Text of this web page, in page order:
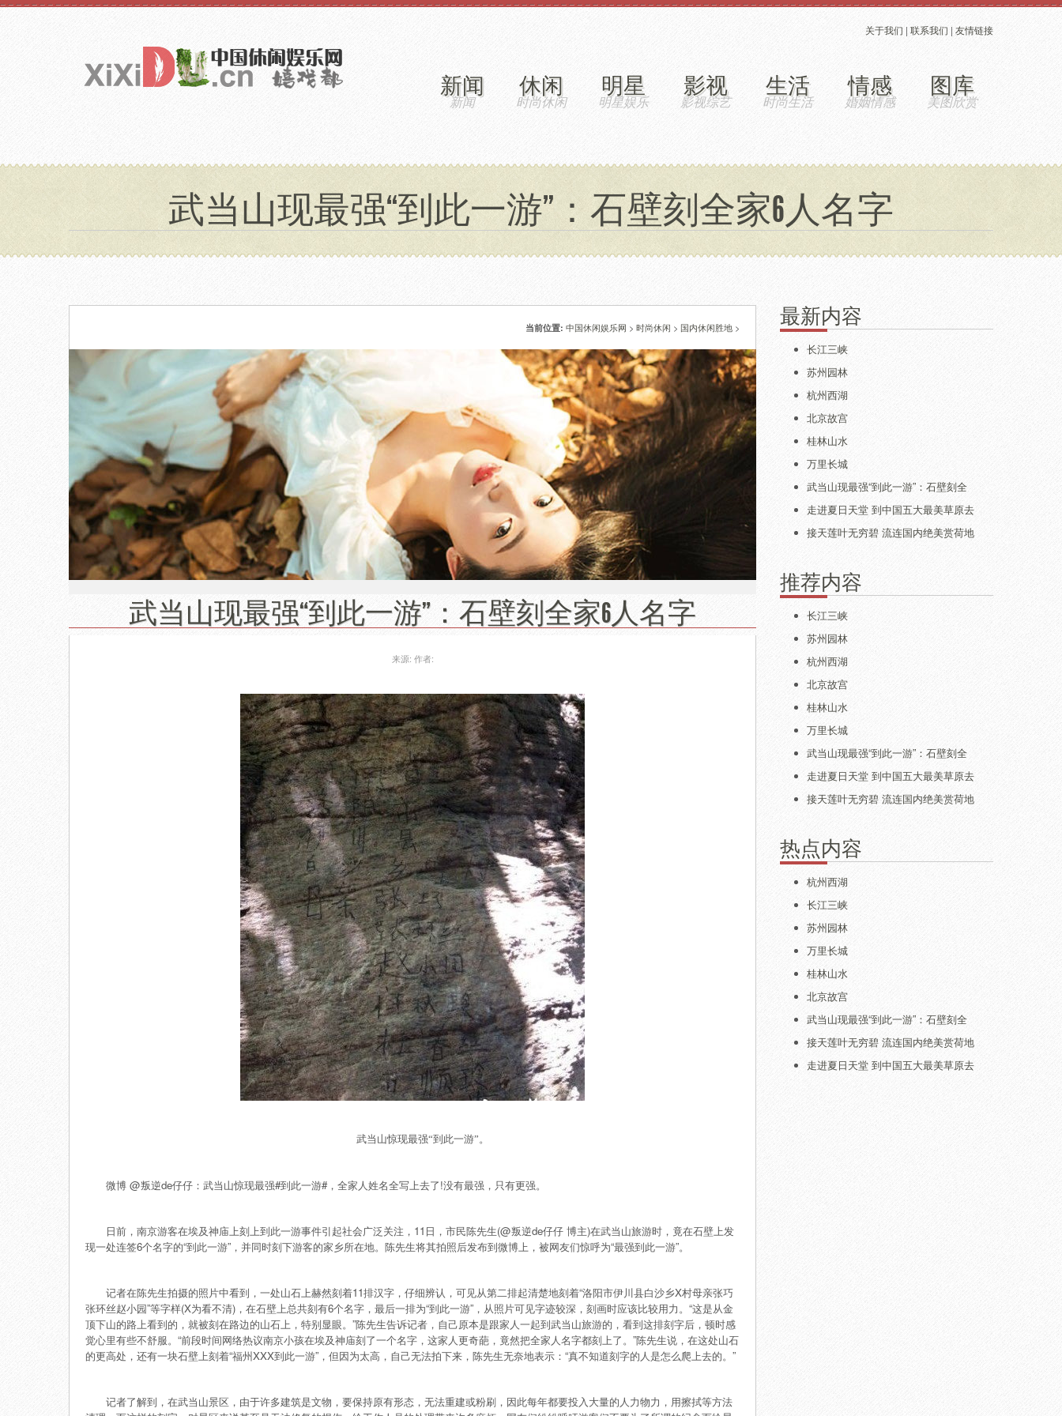
关于我们 | 联系我们 | 友情链接
新闻 休闲 明星 影视 生活 情感 图库
武当山现最强“到此一游”：石壁刻全家6人名字
当前位置: 中国休闲娱乐网 > 时尚休闲 > 国内休闲胜地 >
武当山现最强“到此一游”：石壁刻全家6人名字
来源: 作者:
武当山惊现最强“到此一游”。
微博 @叛逆de仔仔：武当山惊现最强#到此一游#，全家人姓名全写上去了!没有最强，只有更强。
日前，南京游客在埃及神庙上刻上到此一游事件引起社会广泛关注，11日，市民陈先生(@叛逆de仔仔 博主)在武当山旅游时，竟在石壁上发
现一处连签6个名字的“到此一游”，并同时刻下游客的家乡所在地。陈先生将其拍照后发布到微博上，被网友们惊呼为“最强到此一游”。
记者在陈先生拍摄的照片中看到，一处山石上赫然刻着11排汉字，仔细辨认，可见从第二排起清楚地刻着“洛阳市伊川县白沙乡X村母亲张巧
张环丝赵小园”等字样(X为看不清)，在石壁上总共刻有6个名字，最后一排为“到此一游”，从照片可见字迹较深，刻画时应该比较用力。“这是从金
顶下山的路上看到的，就被刻在路边的山石上，特别显眼。”陈先生告诉记者，自己原本是跟家人一起到武当山旅游的，看到这排刻字后，顿时感
觉心里有些不舒服。“前段时间网络热议南京小孩在埃及神庙刻了一个名字，这家人更奇葩，竟然把全家人名字都刻上了。”陈先生说，在这处山石
的更高处，还有一块石壁上刻着“福州XXX到此一游”，但因为太高，自己无法拍下来，陈先生无奈地表示：“真不知道刻字的人是怎么爬上去的。”
记者了解到，在武当山景区，由于许多建筑是文物，要保持原有形态，无法重建或粉刷，因此每年都要投入大量的人力物力，用擦拭等方法
最新内容
长江三峡
苏州园林
杭州西湖
北京故宫
桂林山水
万里长城
武当山现最强“到此一游”：石壁刻全
走进夏日天堂 到中国五大最美草原去
接天莲叶无穷碧 流连国内绝美赏荷地
推荐内容
长江三峡
苏州园林
杭州西湖
北京故宫
桂林山水
万里长城
武当山现最强“到此一游”：石壁刻全
走进夏日天堂 到中国五大最美草原去
接天莲叶无穷碧 流连国内绝美赏荷地
热点内容
杭州西湖
长江三峡
苏州园林
万里长城
桂林山水
北京故宫
武当山现最强“到此一游”：石壁刻全
接天莲叶无穷碧 流连国内绝美赏荷地
走进夏日天堂 到中国五大最美草原去